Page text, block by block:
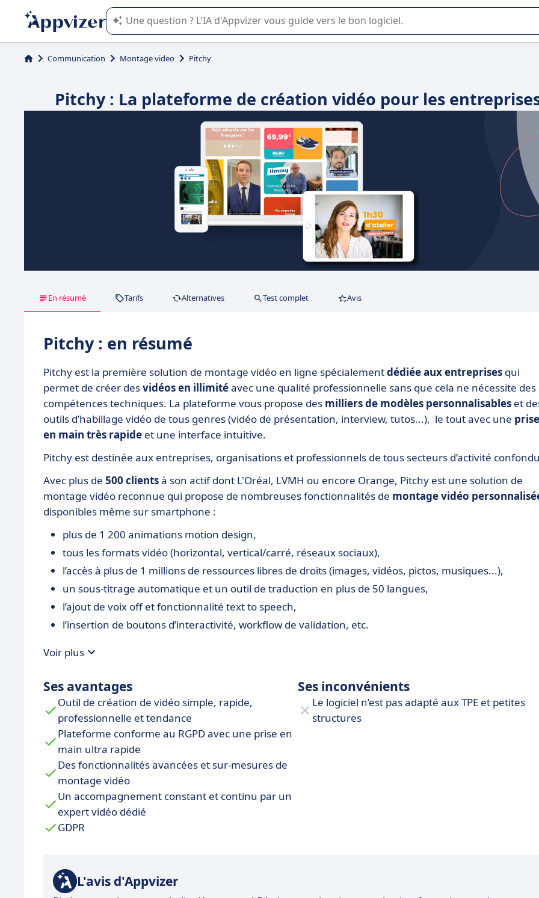
L'IA de Appvizer vous guide dans l'utilisation ou la sélection de logiciel SaaS en entreprise.
Communication Montage video Pitchy
Pitchy : La plateforme de création vidéo pour les
En résumé Tarifs Alternatives Test complet Avis
Pitchy : en résumé
Pitchy est la première solution de montage vidéo en ligne spécialementdédiée aux entreprises qui
permet de créer desvidéos en illimitéavec une qualité professionnelle sans que cela ne nécessite des
compétences techniques. La plateforme vous propose des milliers de modèles personnalisables et
outils d’habillage vidéo de tous genres (vidéo de présentation, interview, tutos...), le tout avec une prise
en main très rapide et une interface intuitive.
Pitchy est destinée aux entreprises, organisations et professionnels de tous secteurs d’activité
Avec plus de 500 clientsà son actif dont L'Oréal, LVMH ou encore Orange, Pitchy est une solution de
montage vidéo reconnue qui propose de nombreuses fonctionnalités de montage vidéo
disponibles même sur smartphone :
plus de 1 200 animations motion design,
tous les formats vidéo (horizontal, vertical/carré, réseaux sociaux),
l’accès à plus de 1 millions de ressources libres de droits (images, vidéos, pictos, musiques...),
un sous-titrage automatique et un outil de traduction en plus de 50 langues,
l’ajout de voix off et fonctionnalité text to speech,
l’insertion de boutons d’interactivité, workflow de validation, etc.
Voir plus
Ses avantages
Outil de création de vidéo simple, rapide,
professionnelle et tendance
Plateforme conforme au RGPD avec une prise en
main ultra rapide
Des fonctionnalités avancées et sur-mesures de
montage vidéo
Un accompagnement constant et continu par un
expert vidéo dédié
GDPR
Ses inconvénients
Le logiciel n’est pas adapté aux TPE et petites
structures
L'avis d'Appvizer